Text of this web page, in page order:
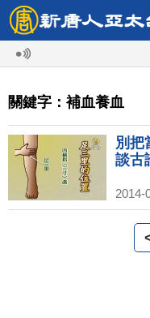
關鍵字：補血養血
別把
談古
2014-